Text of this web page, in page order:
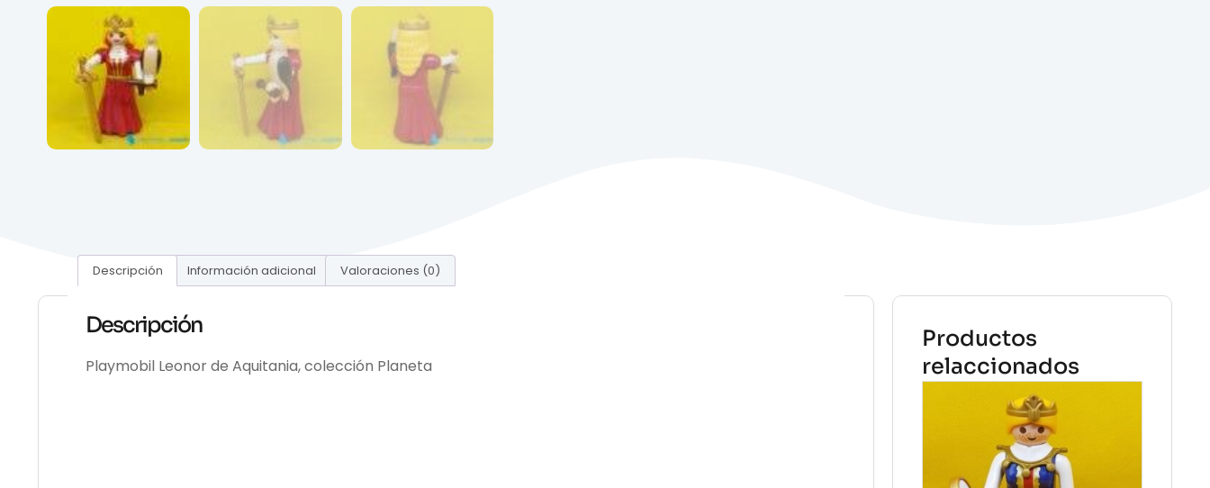
Descripción Información adicional Valoraciones (0)
Descripción
Playmobil Leonor de Aquitania, colección Planeta
Productos
relaccionados